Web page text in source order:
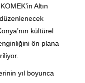
Altın
kültürel
ön plana
yıl boyunca